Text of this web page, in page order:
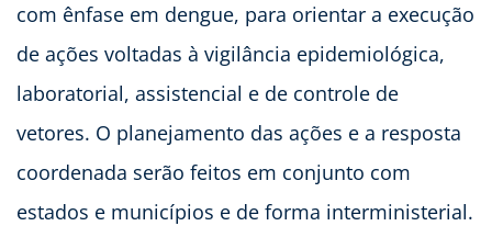
com ênfase em dengue, para orientar a execução
de ações voltadas à vigilância epidemiológica,
laboratorial, assistencial e de controle de
vetores. O planejamento das ações e a resposta
coordenada serão feitos em conjunto com
estados e municípios e de forma interministerial.